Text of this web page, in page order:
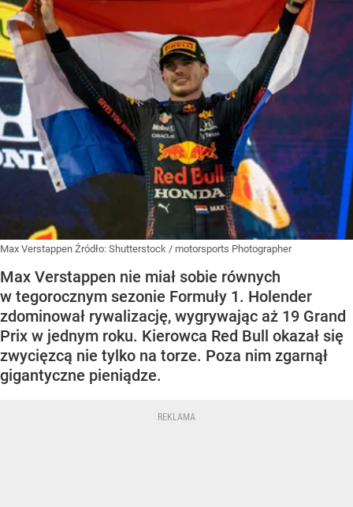
Max Verstappen Źródło: Shutterstock / motorsports Photographer
Max Verstappen nie miał sobie równych
w tegorocznym sezonie Formuły 1. Holender
zdominował rywalizację, wygrywając aż 19 Grand
Prix w jednym roku. Kierowca Red Bull okazał się
zwycięzcą nie tylko na torze. Poza nim zgarnął
gigantyczne pieniądze.